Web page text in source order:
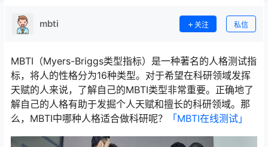
mbti 关注 私信
MBTI（Myers-Briggs类型指标）是一种著名的人格测试指
标，将人的性格分为16种类型。对于希望在科研领域发挥
天赋的人来说，了解自己的MBTI类型非常重要。正确地了
解自己的人格有助于发掘个人天赋和擅长的科研领域。那
么，MBTI中哪种人格适合做科研呢？
「MBTI在线测试​」